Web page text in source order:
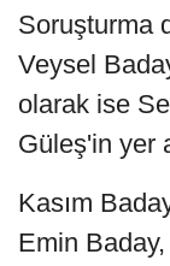
Soruşturma
Veysel
olarak ise
Güleş'in yer
Kasım
Emin